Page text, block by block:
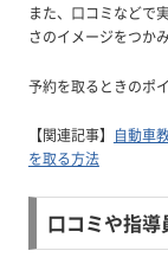
また、口コミなどで
さのイメージをつか
予約を取るときのポ
【関連記事】 自動車
を取る方法
口コミや指導